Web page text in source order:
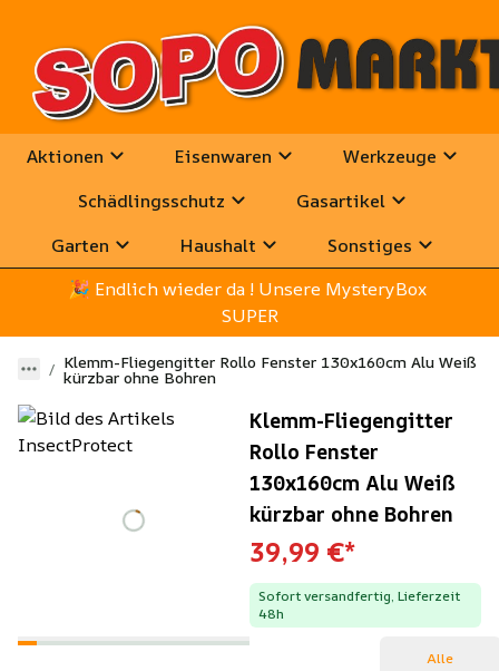
Aktionen Eisenwaren
Werkzeuge
Schädlingsschutz
Gasartikel
Garten
Haushalt
Sonstiges
🎉 Endlich wieder da ! Unsere MysteryBox
SUPER
Klemm-Fliegengitter Rollo Fenster 130x160cm Alu Weiß
kürzbar ohne Bohren
Klemm-Fliegengitter
Rollo Fenster
130x160cm Alu Weiß
kürzbar ohne Bohren
39,99 €*
Sofort versandfertig, Lieferzeit
48h
Alle